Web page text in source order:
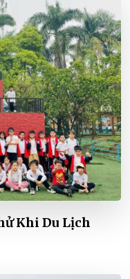
Khi Du Lịch